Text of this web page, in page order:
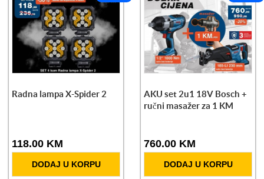
Radna lampa X-Spider 2
118.00 KM
DODAJ U KORPU
AKU set 2u1 18V Bosch +
ručni masažer za 1 KM
760.00 KM
DODAJ U KORPU